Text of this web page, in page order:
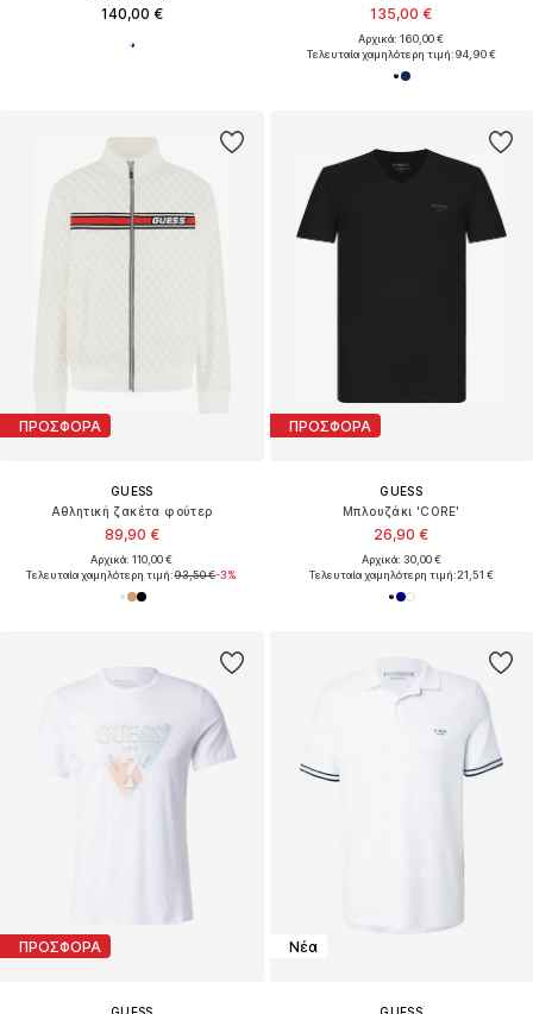
140,00 € 135,00 €
Αρχικά: 160,00 €
Τελευταία χαμηλότερη τιμή:94,90 €
ΠΡΟΣΦΟΡΑ
GUESS
Αθλητική ζακέτα φούτερ
89,90 €
Αρχικά: 110,00 €
Τελευταία χαμηλότερη τιμή:93,50 €-3%
ΠΡΟΣΦΟΡΑ
GUESS
Μπλουζάκι 'CORE'
26,90 €
Αρχικά: 30,00 €
Τελευταία χαμηλότερη τιμή:21,51 €
ΠΡΟΣΦΟΡΑ Νέα